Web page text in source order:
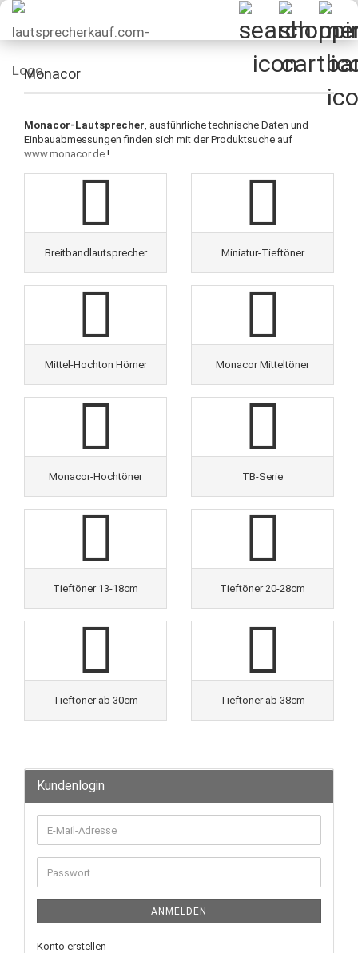
Monacor
Monacor-Lautsprecher, ausführliche technische Daten und
Einbauabmessungen finden sich mit der Produktsuche auf
www.monacor.de !
Breitbandlautsprecher Miniatur-Tieftöner
Mittel-Hochton Hörner Monacor Mitteltöner
Monacor-Hochtöner TB-Serie
Tieftöner 13-18cm Tieftöner 20-28cm
Tieftöner ab 30cm Tieftöner ab 38cm
Kundenlogin
E-
Mail-
Adresse
Passwort
ANMELDEN
Konto erstellen